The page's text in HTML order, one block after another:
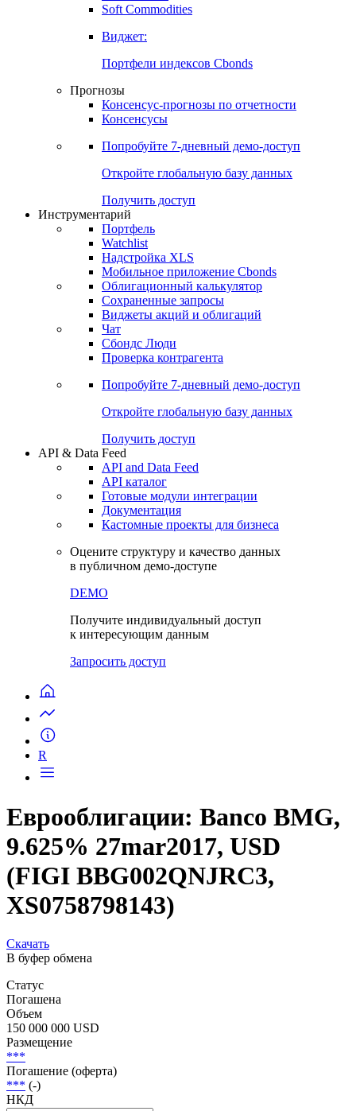
Soft Commodities
Виджет:
Портфели индексов Cbonds
Прогнозы
Консенсус-прогнозы по отчетности
Консенсусы
Попробуйте 7-дневный демо-доступ
Откройте глобальную базу данных
Получить доступ
Инструментарий
Портфель
Watchlist
Надстройка XLS
Мобильное приложение Cbonds
Облигационный калькулятор
Сохраненные запросы
Виджеты акций и облигаций
Чат
Сбондс Люди
Проверка контрагента
Попробуйте 7-дневный демо-доступ
Откройте глобальную базу данных
Получить доступ
API & Data Feed
API and Data Feed
API каталог
Готовые модули интеграции
Документация
Кастомные проекты для бизнеса
Оцените структуру и качество данных
в публичном демо-доступе
DEMO
Получите индивидуальный доступ
к интересующим данным
Запросить доступ
R
Еврооблигации: Banco BMG,
9.625% 27mar2017, USD
(FIGI BBG002QNJRC3,
XS0758798143)
Скачать
В буфер обмена
Статус
Погашена
Объем
150 000 000 USD
Размещение
***
Погашение (оферта)
*** (-)
НКД